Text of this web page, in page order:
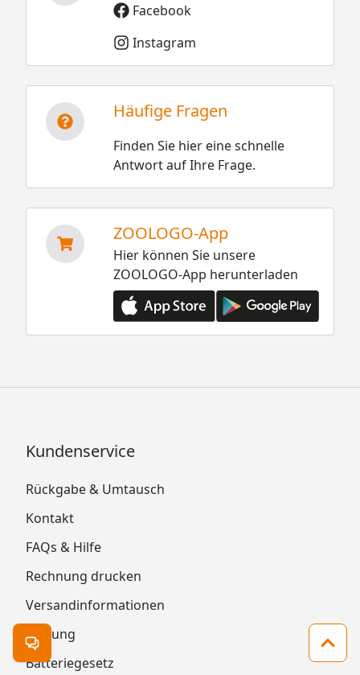
Facebook
Instagram
Häufige Fragen
Finden Sie hier eine schnelle
Antwort auf Ihre Frage.
ZOOLOGO-App
Hier können Sie unsere
ZOOLOGO-App herunterladen
Kundenservice
Rückgabe & Umtausch
Kontakt
FAQs & Hilfe
Rechnung drucken
Versandinformationen
Zahlung
Batteriegesetz
Kontakt öffnen